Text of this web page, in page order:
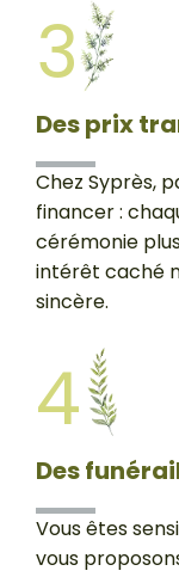
3
Des prix
Chez Syprès,
financer :
cérémonie
intérêt caché
sincère.
4
Des
Vous êtes
vous